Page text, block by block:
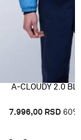
A-CLOUDY 2.0
7.996,00 RSD 60%